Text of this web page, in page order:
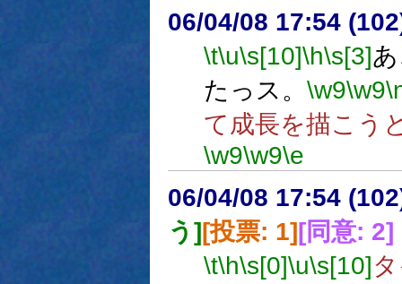
06/04/08 17:54
\t\u\s[10]\h\s[3]
たっス。 \w9\w9
て成長を描こう
\w9\w9\e
06/04/08 17:54
う][投票: 1][同意: 2]
\t\h\s[0]\u\s[10]